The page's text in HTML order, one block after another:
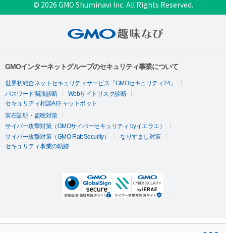
© 2026 GMO Shuminavi Inc. All Rights Reserved.